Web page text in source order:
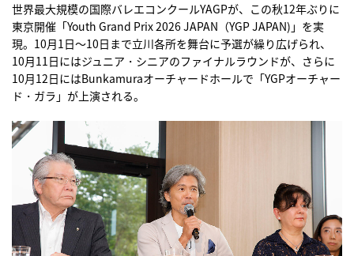
世界最大規模の国際バレエコンクールYAGPが、この秋12年ぶりに
東京開催「Youth Grand Prix 2026 JAPAN（YGP JAPAN)」を実
現。10月1日～10日まで立川各所を舞台に予選が繰り広げられ、
10月11日にはジュニア・シニアのファイナルラウンドが、さらに
10月12日にはBunkamuraオーチャードホールで「YGPオーチャー
ド・ガラ」が上演される。